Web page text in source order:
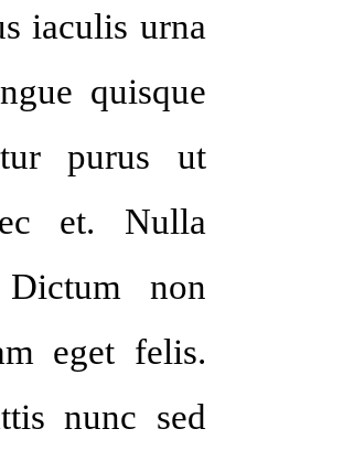
iaculis urna
quisque
purus ut
et. Nulla
Dictum non
eget felis.
nunc sed